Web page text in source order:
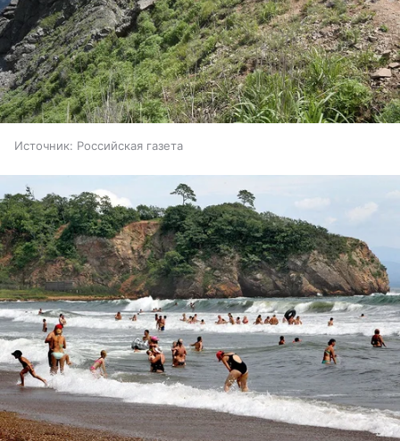
Источник: Российская газета